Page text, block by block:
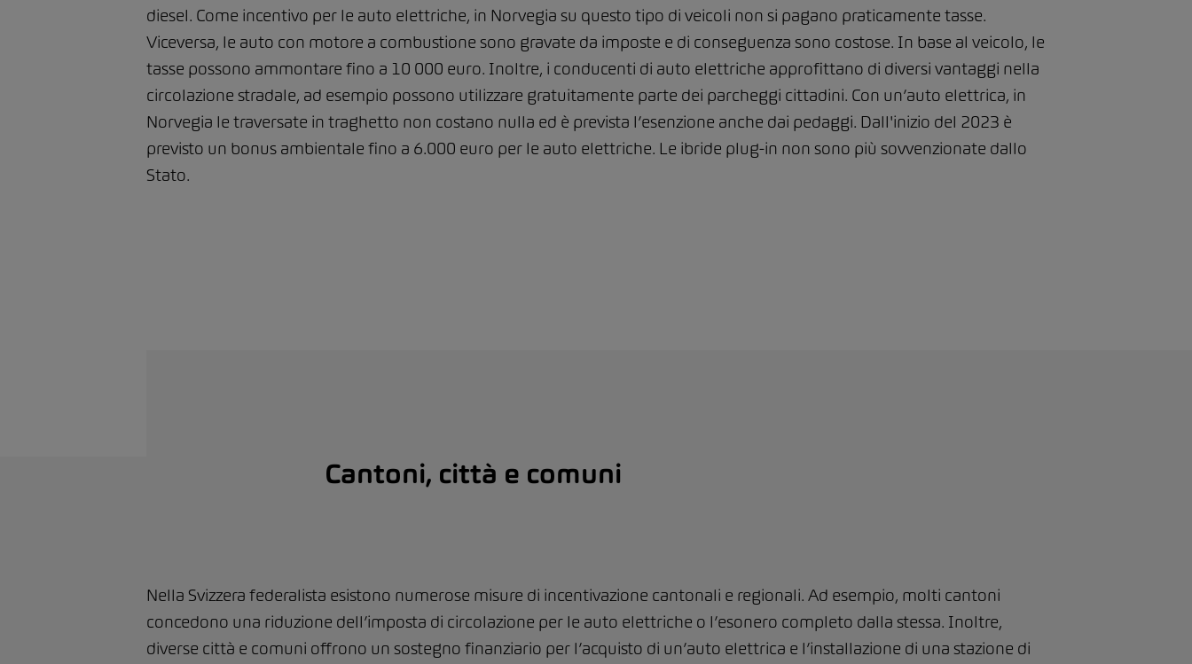
diesel. Come incentivo per le auto elettriche, in Norvegia su questo tipo di veicoli non si pagano praticamente tasse.
Viceversa, le auto con motore a combustione sono gravate da imposte e di conseguenza sono costose. In base al veicolo, le
tasse possono ammontare fino a 10 000 euro. Inoltre, i conducenti di auto elettriche approfittano di diversi vantaggi nella
circolazione stradale, ad esempio possono utilizzare gratuitamente parte dei parcheggi cittadini. Con un’auto elettrica, in
Norvegia le traversate in traghetto non costano nulla ed è prevista l’esenzione anche dai pedaggi. Dall'inizio del 2023 è
previsto un bonus ambientale fino a 6.000 euro per le auto elettriche. Le ibride plug-in non sono più sovvenzionate dallo
Stato.
Cantoni, città e comuni
Nella Svizzera federalista esistono numerose misure di incentivazione cantonali e regionali. Ad esempio, molti cantoni
concedono una riduzione dell’imposta di circolazione per le auto elettriche o l’esonero completo dalla stessa. Inoltre,
diverse città e comuni offrono un sostegno finanziario per l’acquisto di un’auto elettrica e l’installazione di una stazione di